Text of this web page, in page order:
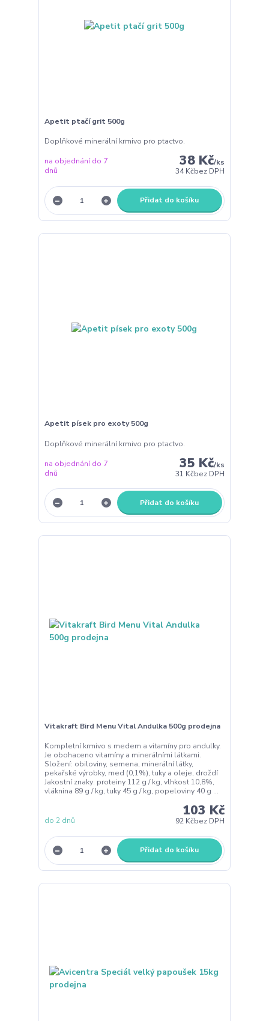
Apetit ptačí grit 500g
Doplňkové minerální krmivo pro ptactvo.
38 Kč/ks
34 Kčbez DPH
na objednání do 7
dnů
Přidat do košíku
Apetit písek pro exoty 500g
Doplňkové minerální krmivo pro ptactvo.
35 Kč/ks
31 Kčbez DPH
na objednání do 7
dnů
Přidat do košíku
Vitakraft Bird Menu Vital Andulka 500g prodejna
Kompletní krmivo s medem a vitamíny pro andulky.
Je obohaceno vitamíny a minerálními látkami.
Složení: obiloviny, semena, minerální látky,
pekařské výrobky, med (0,1%), tuky a oleje, droždí
Jakostní znaky: proteiny 112 g / kg, vlhkost 10,8%,
vláknina 89 g / kg, tuky 45 g / kg, popeloviny 40 g ...
103 Kč
92 Kčbez DPH
do 2 dnů
Přidat do košíku